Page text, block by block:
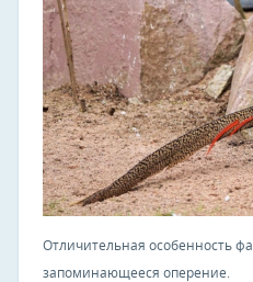
Отличительная особенность
запоминающееся оперение.